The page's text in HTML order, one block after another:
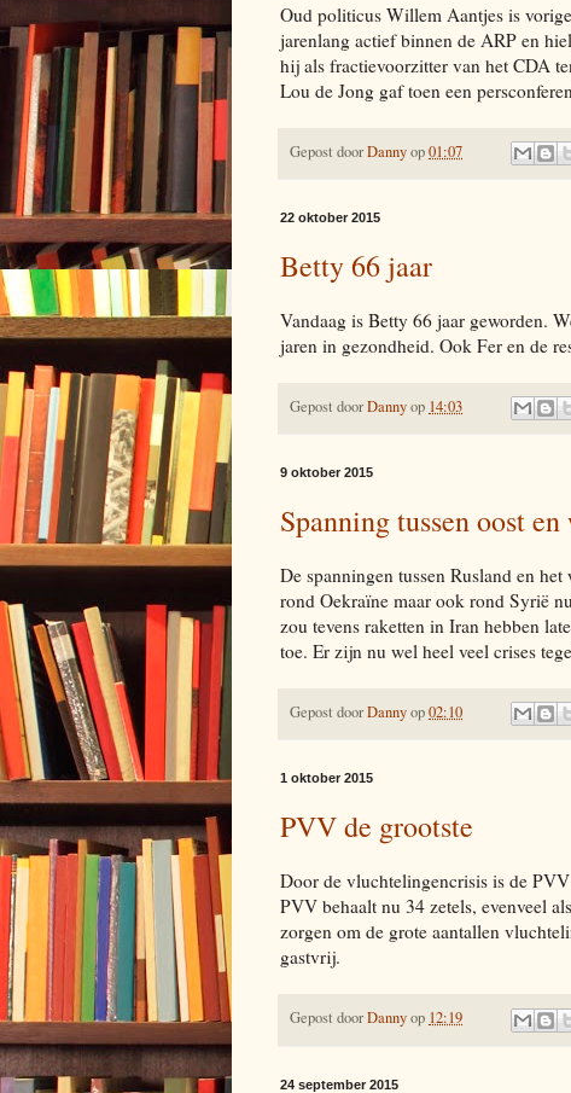
Oud politicus Willem Aantjes is
jarenlang actief binnen de ARP en
hij als fractievoorzitter van het CDA
Lou de Jong gaf toen een
Gepost doorDannyop01:07
22 oktober 2015
Betty 66 jaar
Vandaag is Betty 66 jaar geworden.
jaren in gezondheid. Ook Fer en de
Gepost doorDannyop 14:03
9 oktober 2015
Spanning tussen oost en
De spanningen tussen Rusland en
rond Oekraïne maar ook rond Syrië
zou tevens raketten in Iran hebben
toe. Er zijn nu wel heel veel crises
Gepost doorDannyop02:10
1 oktober 2015
PVV de grootste
Door de vluchtelingencrisis is de
PVV behaalt nu 34 zetels, evenveel
zorgen om de grote aantallen
gastvrij.
Gepost doorDannyop 12:19
24 september 2015